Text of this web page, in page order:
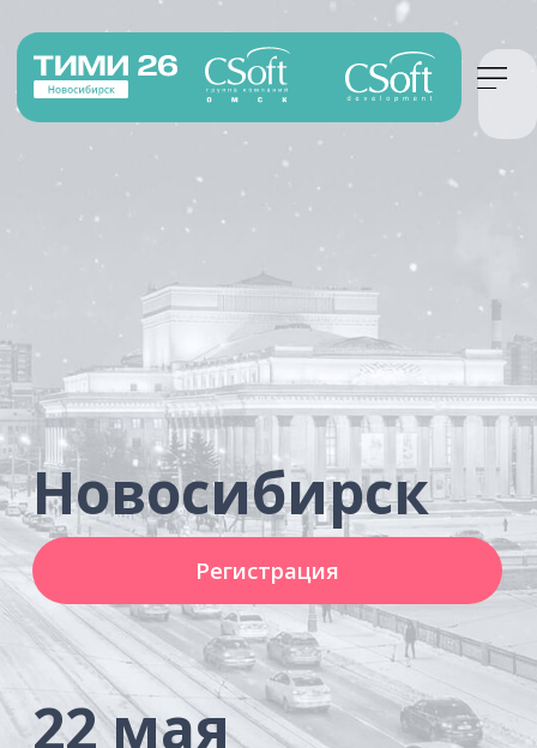
Отель «Азимут Новосибирск»
ул. Ленина, 21
22 мая
Новосибирск
Регистрация